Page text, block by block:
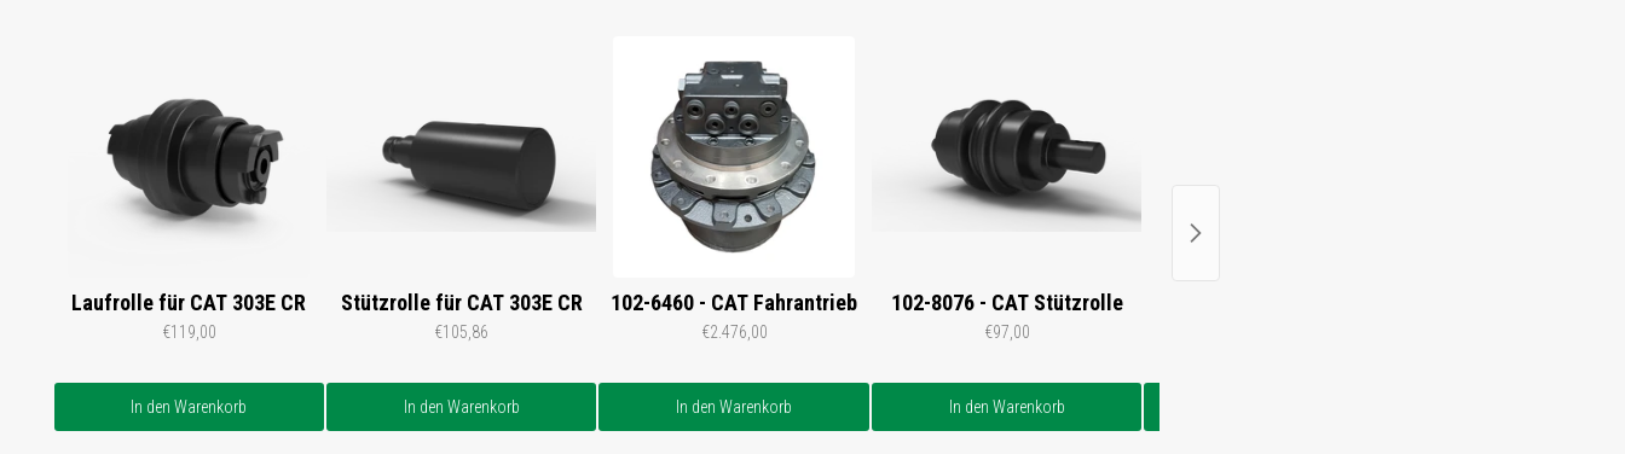
Laufrolle für CAT 303E CR
€119,00
In den Warenkorb
Stützrolle für CAT 303E CR
€105,86
In den Warenkorb
102-6460 - CAT Fahrantrieb
€2.476,00
In den Warenkorb
102-8076 - CAT Stützrolle
€97,00
In den Warenkorb